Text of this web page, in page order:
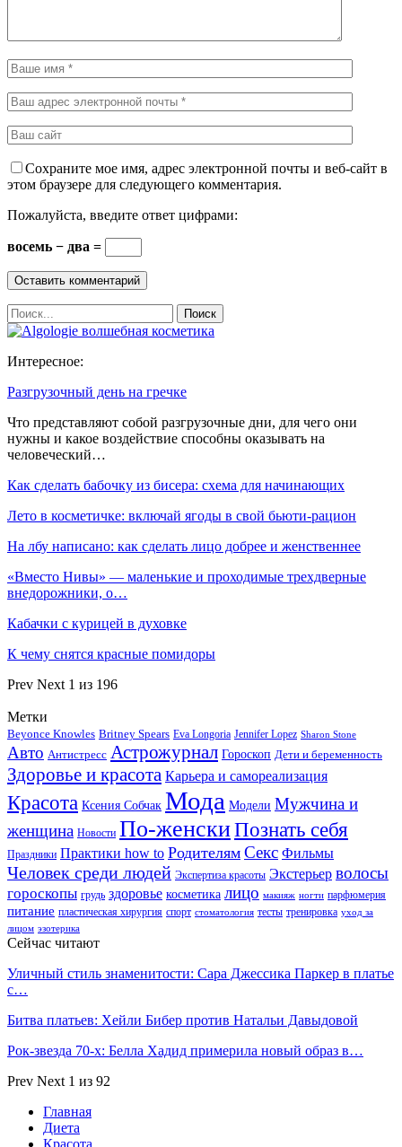
Сохраните мое имя, адрес электронной почты и веб-сайт в
этом браузере для следующего комментария.
Пожалуйста, введите ответ цифрами:
восемь − два =
Интересное:
Разгрузочный день на гречке
Что представляют собой разгрузочные дни, для чего они
нужны и какое воздействие способны оказывать на
человеческий…
Как сделать бабочку из бисера: схема для начинающих
Лето в косметичке: включай ягоды в свой бьюти-рацион
На лбу написано: как сделать лицо добрее и женственнее
«Вместо Нивы» — маленькие и проходимые трехдверные
внедорожники, о…
Кабачки с курицей в духовке
К чему снятся красные помидоры
Prev Next 1 из 196
Метки
Beyonce Knowles Britney Spears Eva Longoria Jennifer Lopez Sharon Stone
Авто Антистресс Астрожурнал Гороскоп Дети и беременность
Здоровье и красота Карьера и самореализация
Красота Ксения Собчак Мода Модели Мужчина и
женщина Новости По-женскиПознать себя
Праздники Практики how to Родителям Секс Фильмы
Человек среди людей Экспертиза красоты Экстерьер волосы
гороскопы грудь здоровье косметика лицо макияж ногти парфюмерия
питание пластическая хирургия спорт стоматология тесты тренировка уход за
лицом эзотерика
Сейчас читают
Уличный стиль знаменитости: Сара Джессика Паркер в платье
с…
Битва платьев: Хейли Бибер против Натальи Давыдовой
Рок-звезда 70-х: Белла Хадид примерила новый образ в…
Prev Next 1 из 92
Главная
Диета